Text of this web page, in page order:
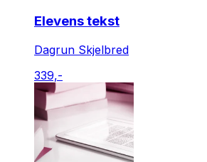
Elevens tekst
Dagrun Skjelbred
339,-